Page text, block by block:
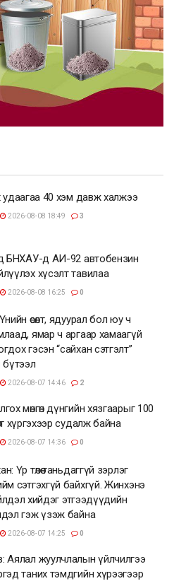
удаагаа 40 хэм давж халжээ
2026-08-08 18:49 3
БНХАУ-д АИ-92 автобензин
хүсэлт тавилаа
2026-08-08 16:25 0
өсөлт, ядуурал бол юу ч
ямар ч аргаар хамаагүй
гэсэн “сайхан сэтгэлт”
бүтээл
2026-08-07 14:46 2
мөнгөн дүнгийн хязгаарыг 100
хүргэхээр судалж байна
2026-08-07 14:36 0
Үр төлөө таньдаггүй зэрлэг
сэтгэхгүй байхгүй. Жинхэнэ
үйлдэл хийдэг этгээдүүдийн
гэж үзэж байна
2026-08-07 14:25 0
Аялал жуулчлалын үйлчилгээ
таних тэмдгийн хүрээгээр